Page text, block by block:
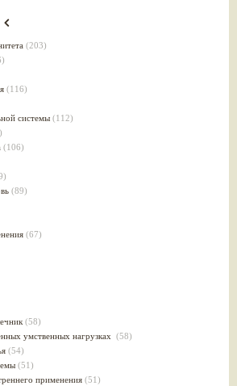
(203)
(116)
системы (112)
(106)
(89)
(67)
(58)
умственных нагрузках (58)
(54)
(51)
применения (51)